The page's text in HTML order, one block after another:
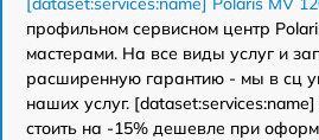
профильном сервисном центр
мастерами. На все виды услуг и
расширенную гарантию - мы в сц
наших услуг.
стоить на -15% дешевле при